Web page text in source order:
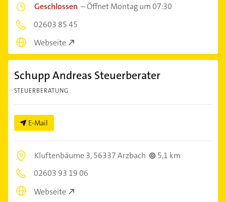
Geschlossen –Öffnet Montag um 07:30
02603 85 45
Webseite
Schupp Andreas Steuerberater
STEUERBERATUNG
E-Mail
Kluftenbäume 3,56337 Arzbach
5,1 km
02603 93 19 06
Webseite